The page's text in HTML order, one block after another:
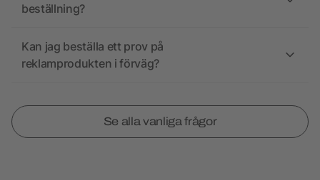
beställning?
Kan jag beställa ett prov på
reklamprodukten i förväg?
Se alla vanliga frågor